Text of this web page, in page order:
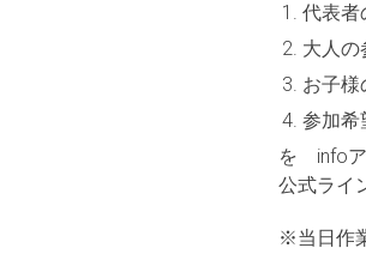
代表
大人の
お子様
参加希
を infoア
公式ライ
※当日作